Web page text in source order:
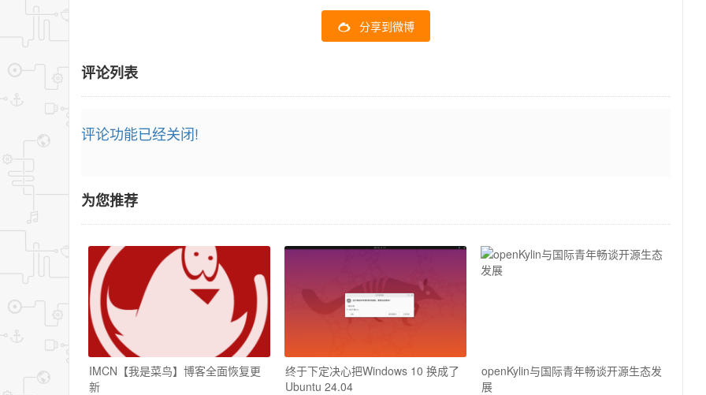
分享到微博
评论列表
评论功能已经关闭!
为您推荐
IMCN【我是菜鸟】博客全面恢复更
新
终于下定决心把Windows 10 换成了
Ubuntu 24.04
openKylin与国际青年畅谈开源生态发
展